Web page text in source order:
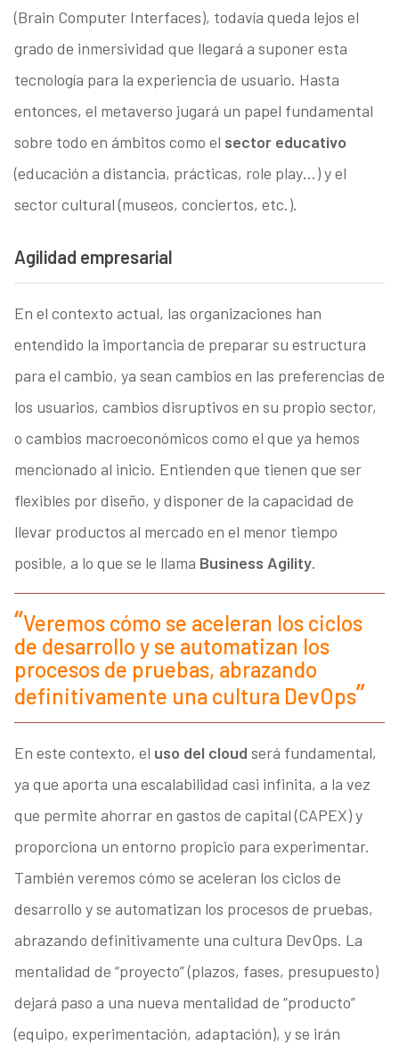
(Brain Computer Interfaces), todavía queda lejos el
grado de inmersividad que llegará a suponer esta
tecnología para la experiencia de usuario. Hasta
entonces, el metaverso jugará un papel fundamental
sobre todo en ámbitos como el sector educativo
(educación a distancia, prácticas, role play…) y el
sector cultural (museos, conciertos, etc.).
Agilidad empresarial
En el contexto actual, las organizaciones han
entendido la importancia de preparar su estructura
para el cambio, ya sean cambios en las preferencias de
los usuarios, cambios disruptivos en su propio sector,
o cambios macroeconómicos como el que ya hemos
mencionado al inicio. Entienden que tienen que ser
flexibles por diseño, y disponer de la capacidad de
llevar productos al mercado en el menor tiempo
posible, a lo que se le llama Business Agility.
Veremos cómo se aceleran los ciclos
de desarrollo y se automatizan los
procesos de pruebas, abrazando
definitivamente una cultura DevOps
En este contexto, el uso del cloud será fundamental,
ya que aporta una escalabilidad casi infinita, a la vez
que permite ahorrar en gastos de capital (CAPEX) y
proporciona un entorno propicio para experimentar.
También veremos cómo se aceleran los ciclos de
desarrollo y se automatizan los procesos de pruebas,
abrazando definitivamente una cultura DevOps. La
mentalidad de “proyecto” (plazos, fases, presupuesto)
dejará paso a una nueva mentalidad de “producto”
(equipo, experimentación, adaptación), y se irán